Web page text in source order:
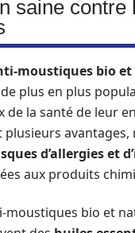
saine contre
moustiques bio
plus en plus
de la santé de leur
avantages,
d’allergies et
aux produits
moustiques bio et